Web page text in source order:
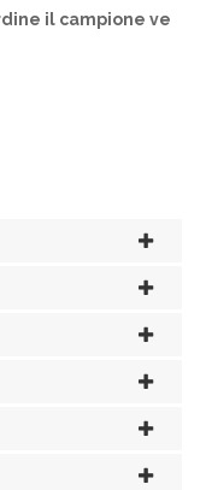
il campione ve